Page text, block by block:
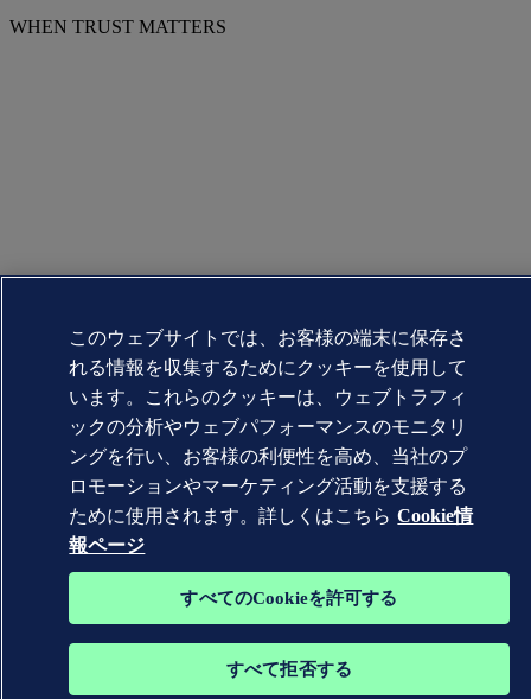
WHEN TRUST MATTERS
このウェブサイトでは、お客様の端末に保存さ
れる情報を収集するためにクッキーを使用して
います。これらのクッキーは、ウェブトラフィ
ックの分析やウェブパフォーマンスのモニタリ
ングを行い、お客様の利便性を高め、当社のプ
ロモーションやマーケティング活動を支援する
ために使用されます。詳しくはこちら Cookie情
報ページ
すべてのCookieを許可する
すべて拒否する